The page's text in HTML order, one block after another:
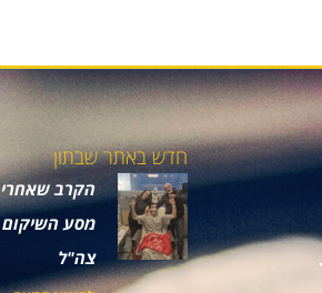
חדש באתר שבתון
הקרב
מסע השיקום
צה"ל